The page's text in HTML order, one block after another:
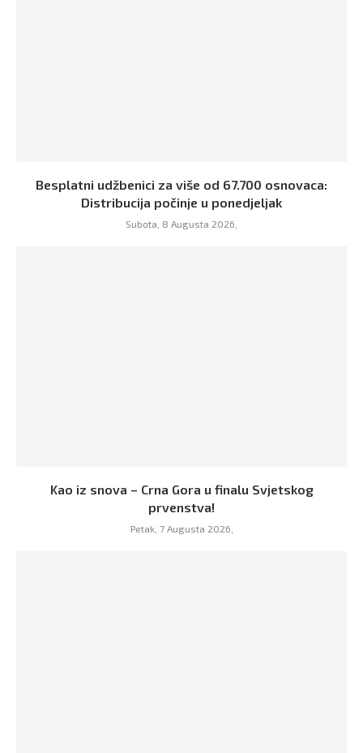
Besplatni udžbenici za više od 67.700 osnovaca:
Distribucija počinje u ponedjeljak
Subota, 8 Augusta 2026,
Kao iz snova – Crna Gora u finalu Svjetskog
prvenstva!
Petak, 7 Augusta 2026,